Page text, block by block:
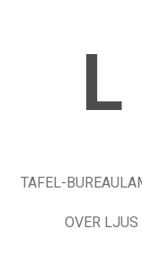
TAFEL-
OVER LJUS